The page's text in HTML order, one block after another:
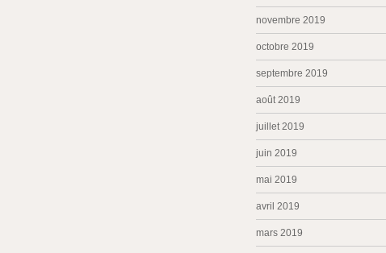
novembre 2019
octobre 2019
septembre 2019
août 2019
juillet 2019
juin 2019
mai 2019
avril 2019
mars 2019